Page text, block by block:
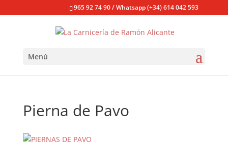
965 92 74 90 / Whatsapp (+34) 614 042 593
Menú
Pierna de Pavo